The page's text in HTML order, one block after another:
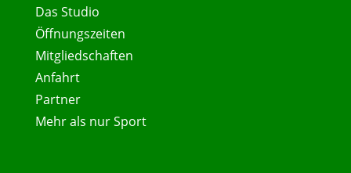
Das Studio
Öffnungszeiten
Mitgliedschaften
Anfahrt
Partner
Mehr als nur Sport